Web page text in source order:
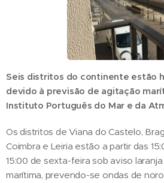
Seis distritos do continente estão
devido à previsão de agitação
Instituto Português do Mar e da
Os distritos de Viana do Castelo,
Coimbra e Leiria estão a partir das
15:00 de sexta-feira sob aviso
marítima, prevendo-se ondas de